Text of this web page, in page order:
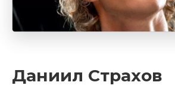
Даниил Страхов